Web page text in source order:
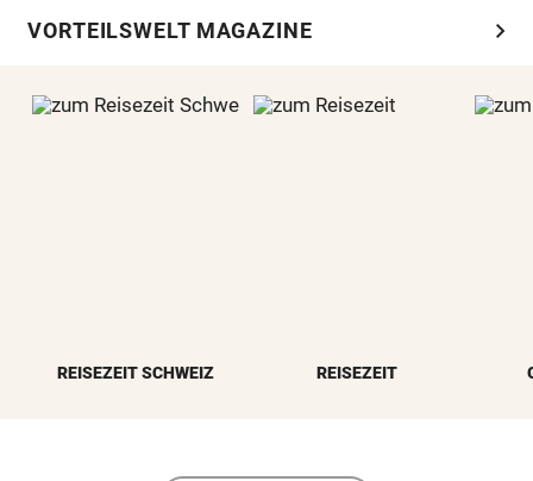
VORTEILSWELT MAGAZINE chevron_right
REISEZEIT SCHWEIZ REISEZEIT